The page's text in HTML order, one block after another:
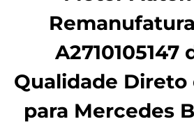
A2710105147
Qualidade Direto
para Mercedes